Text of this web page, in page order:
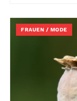
FRAUEN / MODE